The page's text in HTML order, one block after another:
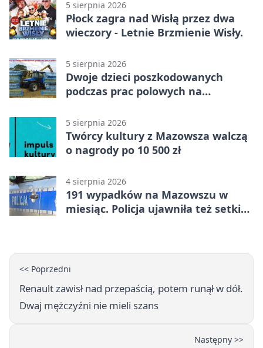
5 sierpnia 2026
Płock zagra nad Wisłą przez dwa
wieczory - Letnie Brzmienie Wisły.
5 sierpnia 2026
Dwoje dzieci poszkodowanych
podczas prac polowych na
5 sierpnia 2026
Twórcy kultury z Mazowsza walczą
o nagrody po 10 500 zł
4 sierpnia 2026
191 wypadków na Mazowszu w
miesiąc. Policja ujawniła też setki
<< Poprzedni
Renault zawisł nad przepaścią, potem runął w dół.
Dwaj mężczyźni nie mieli szans
Następny >>